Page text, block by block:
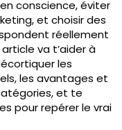
conscience, éviter
et choisir des
réellement
va t’aider à
les
les avantages et
et te
pour repérer le vrai